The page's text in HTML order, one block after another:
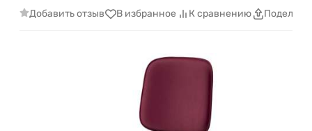
Добавить отзыв В избранное К сравнению